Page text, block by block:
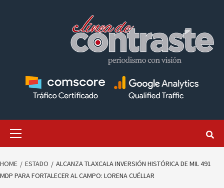
HOME ESTADO
ALCANZA TLAXCALA INVERSIÓN HISTÓRICA DE MIL 491
MDP PARA FORTALECER AL CAMPO: LORENA CUÉLLAR